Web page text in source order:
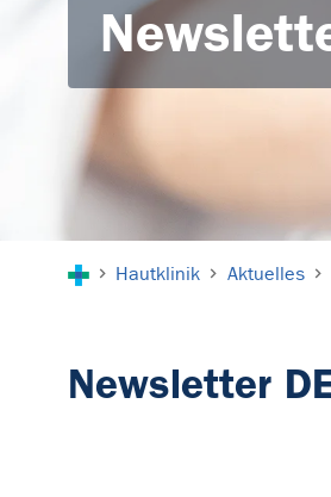
Hautklinik Aktuelles
Newsletter